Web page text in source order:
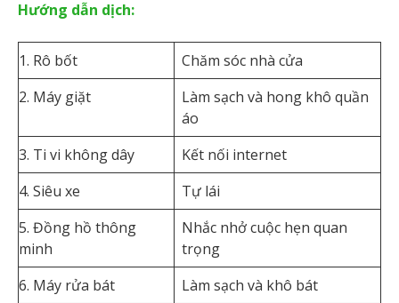
Hướng dẫn dịch:
1. Rô bốt
Chăm sóc nhà cửa
2. Máy giặt
Làm sạch và hong khô quần
áo
3. Ti vi không dây
Kết nối internet
4. Siêu xe
Tự lái
5. Đồng hồ thông
minh
Nhắc nhở cuộc hẹn quan
trọng
6. Máy rửa bát
Làm sạch và khô bát